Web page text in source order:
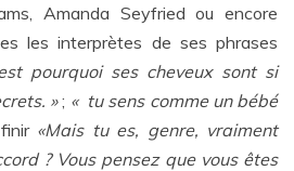
Amanda Seyfried ou encore
les interprètes de ses phrases
pourquoi ses cheveux sont si
»; « tu sens comme un bébé
«Mais tu es, genre, vraiment
? Vous pensez que vous êtes